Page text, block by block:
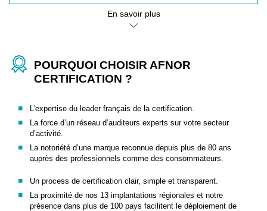
En savoir plus
POURQUOI CHOISIR AFNOR
CERTIFICATION ?
L'expertise du leader français de la certification.
La force d’un réseau d’auditeurs experts sur votre secteur
d’activité.
La notoriété d’une marque reconnue depuis plus de 80 ans
auprès des professionnels comme des consommateurs.
Un process de certification clair, simple et transparent.
La proximité de nos 13 implantations régionales et notre
présence dans plus de 100 pays facilitent le déploiement de